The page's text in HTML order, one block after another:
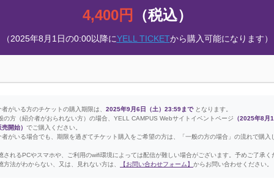
4,400円 （税込）
（2025年8月1日の0:00以降にYELL TICKETから購入可能になります）
いる方のチケットの購入期限は、 2025年9月6日（土）23:59まで となります。
（紹介者がおられない方）の場合、YELL CAMPUS Webサイトイベントページ （2025年8月
開始） でご購入ください。
いる場合でも、期限を過ぎてチケット購入をご希望の方は、「一般の方の場合」の流れで購入
るPCやスマホや、ご利用のwifi環境によっては配信が難しい場合がございます。予めご了承く
がわからない、又は、見れない方は、
【お問い合わせフォーム】 からお問い合わせください。